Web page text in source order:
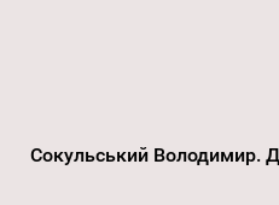
Сокульський Володимир.